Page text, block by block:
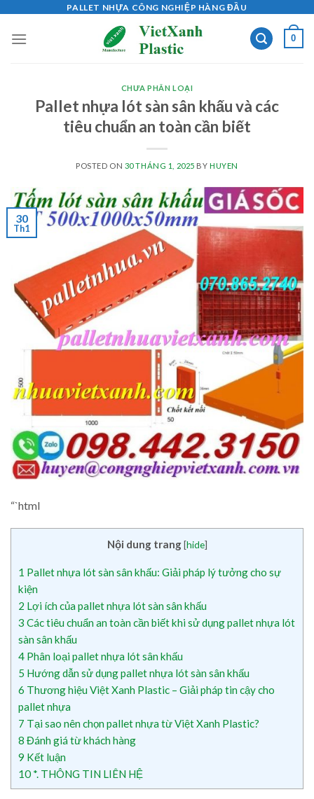
content
PALLET NHỰA CÔNG NGHIỆP HÀNG ĐẦU
0
CHƯA PHÂN LOẠI
Pallet nhựa lót sàn sân khấu và các
tiêu chuẩn an toàn cần biết
POSTED ON 30 THÁNG 1, 2025 BY HUYEN
30
Th1
“`html
Nội dung trang [hide]
1 Pallet nhựa lót sàn sân khấu: Giải pháp lý tưởng cho sự
kiện
2 Lợi ích của pallet nhựa lót sàn sân khấu
3 Các tiêu chuẩn an toàn cần biết khi sử dụng pallet nhựa lót
sàn sân khấu
4 Phân loại pallet nhựa lót sân khấu
5 Hướng dẫn sử dụng pallet nhựa lót sàn sân khấu
6 Thương hiệu Việt Xanh Plastic – Giải pháp tin cậy cho
pallet nhựa
7 Tại sao nên chọn pallet nhựa từ Việt Xanh Plastic?
8 Đánh giá từ khách hàng
9 Kết luận
10 *. THÔNG TIN LIÊN HỆ